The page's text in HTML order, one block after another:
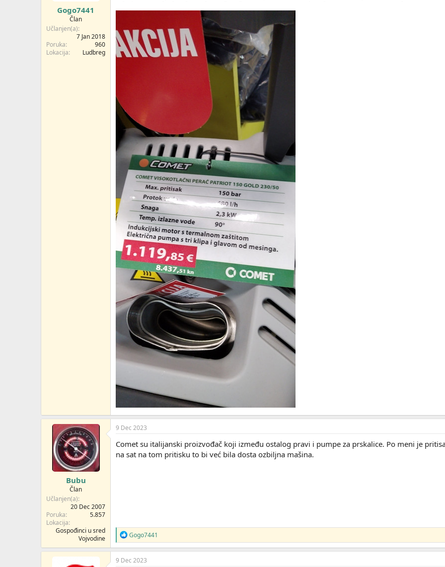
:
Gogo7441
Član
Učlanjen(a)
7 Jan 2018
Poruka
960
Lokacija
Ludbreg
Bubu
Član
Učlanjen(a)
20 Dec 2007
Poruka
5.857
Lokacija
Gospođinci u sred
Vojvodine
9 Dec 2023
Comet su italijanski proizvođač koji između ostalog pravi i pumpe za prskalice. Po meni je
na sat na tom pritisku to bi već bila dosta ozbiljna mašina.
R
e
a
g
Gogo7441
9 Dec 2023